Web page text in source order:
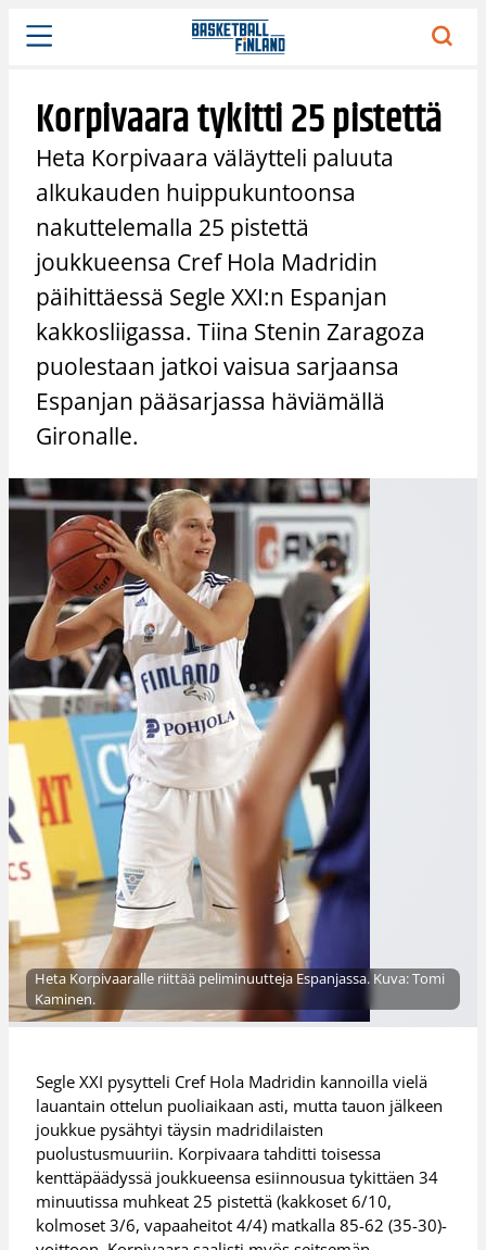
Siirry
sisältöön
Korpivaara tykitti 25 pistettä
Heta Korpivaara väläytteli paluuta
alkukauden huippukuntoonsa
nakuttelemalla 25 pistettä
joukkueensa Cref Hola Madridin
päihittäessä Segle XXI:n Espanjan
kakkosliigassa. Tiina Stenin Zaragoza
puolestaan jatkoi vaisua sarjaansa
Espanjan pääsarjassa häviämällä
Gironalle.
Heta Korpivaaralle riittää peliminuutteja Espanjassa. Kuva: Tomi
Kaminen.
Segle XXI pysytteli Cref Hola Madridin kannoilla vielä
lauantain ottelun puoliaikaan asti, mutta tauon jälkeen
joukkue pysähtyi täysin madridilaisten
puolustusmuuriin. Korpivaara tahditti toisessa
kenttäpäädyssä joukkueensa esiinnousua tykittäen 34
minuutissa muhkeat 25 pistettä (kakkoset 6/10,
kolmoset 3/6, vapaaheitot 4/4) matkalla 85-62 (35-30)-